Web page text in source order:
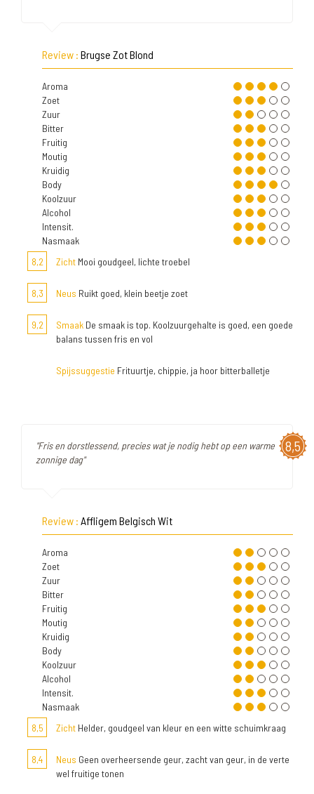
Review : Brugse Zot Blond
Aroma
Zoet
Zuur
Bitter
Fruitig
Moutig
Kruidig
Body
Koolzuur
Alcohol
Intensit.
Nasmaak
8,2
Zicht Mooi goudgeel, lichte troebel
8,3 Neus Ruikt goed, klein beetje zoet
9,2 Smaak De smaak is top. Koolzuurgehalte is goed, een goede
balans tussen fris en vol
Spijssuggestie Frituurtje, chippie, ja hoor bitterballetje
8,5
"Fris en dorstlessend, precies wat je nodig hebt op een warme
zonnige dag"
Review : Affligem Belgisch Wit
Aroma
Zoet
Zuur
Bitter
Fruitig
Moutig
Kruidig
Body
Koolzuur
Alcohol
Intensit.
Nasmaak
8,5
Zicht Helder, goudgeel van kleur en een witte schuimkraag
8,4 Neus Geen overheersende geur, zacht van geur, in de verte
wel fruitige tonen